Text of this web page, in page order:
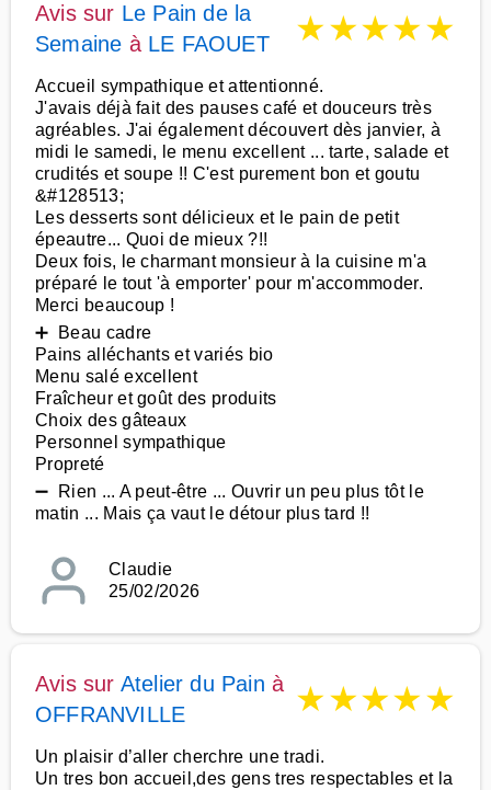
Avis sur Le Pain de la
Semaine à LE FAOUET ★★★★★
Accueil sympathique et attentionné.
J'avais déjà fait des pauses café et douceurs très
agréables. J'ai également découvert dès janvier, à
midi le samedi, le menu excellent ... tarte, salade et
crudités et soupe !! C'est purement bon et goutu
&#128513;
Les desserts sont délicieux et le pain de petit
épeautre... Quoi de mieux ?!!
Deux fois, le charmant monsieur à la cuisine m'a
préparé le tout 'à emporter' pour m'accommoder.
Merci beaucoup !
➕ Beau cadre
Pains alléchants et variés bio
Menu salé excellent
Fraîcheur et goût des produits
Choix des gâteaux
Personnel sympathique
Propreté
➖ Rien ... A peut-être ... Ouvrir un peu plus tôt le
matin ... Mais ça vaut le détour plus tard !!
Claudie
25/02/2026
Avis sur Atelier du Pain à
OFFRANVILLE
★★★★★
Un plaisir d’aller cherchre une tradi.
Un tres bon accueil,des gens tres respectables et la